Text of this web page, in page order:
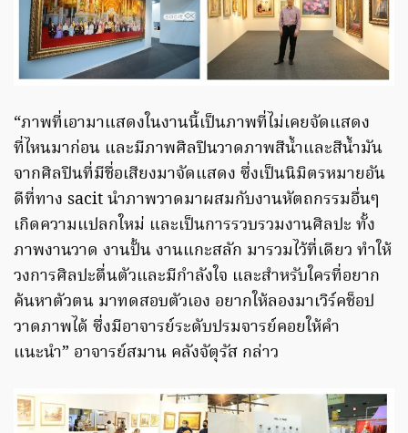
“ภาพที่เอามาแสดงในงานนี้เป็นภาพที่ไม่เคยจัดแสดง
ที่ไหนมาก่อน และมีภาพศิลปินวาดภาพสีน้ำและสีน้ำมัน
จากศิลปินที่มีชื่อเสียงมาจัดแสดง ซึ่งเป็นนิมิตรหมายอัน
ดีที่ทาง sacit นำภาพวาดมาผสมกับงานหัตถกรรมอื่นๆ
เกิดความแปลกใหม่ และเป็นการรวบรวมงานศิลปะ ทั้ง
ภาพงานวาด งานปั้น งานแกะสลัก มารวมไว้ที่เดียว ทำให้
วงการศิลปะตื่นตัวและมีกำลังใจ และสำหรับใครที่อยาก
ค้นหาตัวตน มาทดสอบตัวเอง อยากให้ลองมาเวิร์คช็อป
วาดภาพได้ ซึ่งมีอาจารย์ระดับปรมจารย์คอยให้คำ
แนะนำ” อาจารย์สมาน คลังจัตุรัส กล่าว